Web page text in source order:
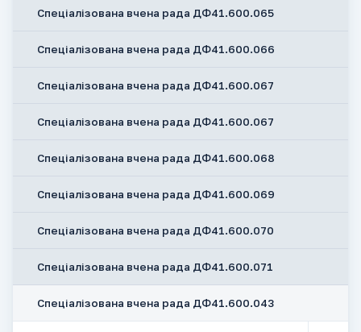
Спеціалізована вчена рада ДФ41.600.065
Спеціалізована вчена рада ДФ41.600.066
Спеціалізована вчена рада ДФ41.600.067
Спеціалізована вчена рада ДФ41.600.067
Спеціалізована вчена рада ДФ41.600.068
Спеціалізована вчена рада ДФ41.600.069
Спеціалізована вчена рада ДФ41.600.070
Спеціалізована вчена рада ДФ41.600.071
Спеціалізована вчена рада ДФ41.600.043